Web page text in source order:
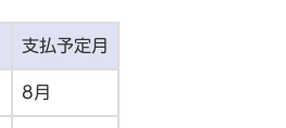
支払予定月
8月